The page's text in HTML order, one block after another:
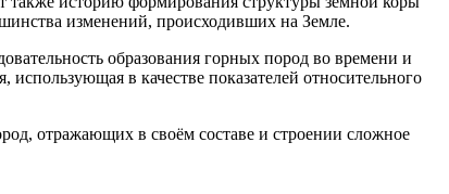
изменений, происходивших на Земле.
образования горных пород во времени и
в качестве показателей относительного
отражающих в своём составе и строении сложное